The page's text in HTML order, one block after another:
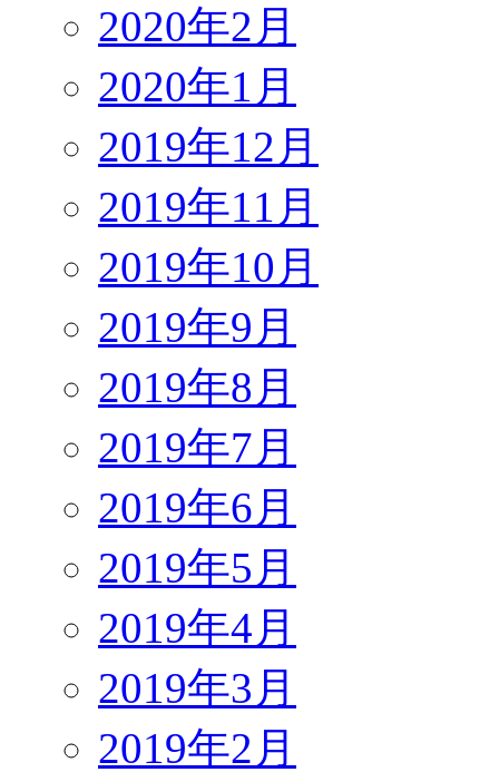
2020年2月
2020年1月
2019年12月
2019年11月
2019年10月
2019年9月
2019年8月
2019年7月
2019年6月
2019年5月
2019年4月
2019年3月
2019年2月